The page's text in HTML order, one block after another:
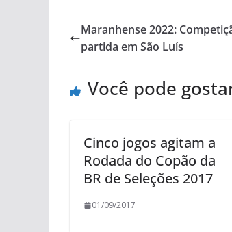
Maranhense 2022:
partida em São Luís
Você pode
Cinco jogos agitam a
Rodada do Copão da
BR de Seleções 2017
01/09/2017